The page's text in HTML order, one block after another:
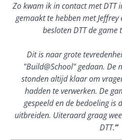
Zo kwam ik in contact met DTT
gemaakt te hebben met
besloten DTT de game
Dit is naar grote
"Build@School" gedaan. De
stonden altijd klaar om
hadden te verwerken. De
gespeeld en de bedoeling is
uitbreiden. Uiteraard graag
DTT.”